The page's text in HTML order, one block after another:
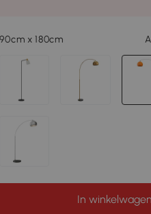
x 180cm
In winkelwagen